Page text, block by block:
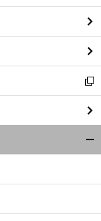
ン
ド
ウ
で
開
く
新
し
い
ウ
ィ
ン
ウ
開